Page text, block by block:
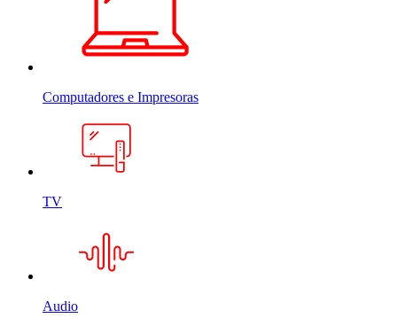
Computadores e Impresoras
TV
Audio